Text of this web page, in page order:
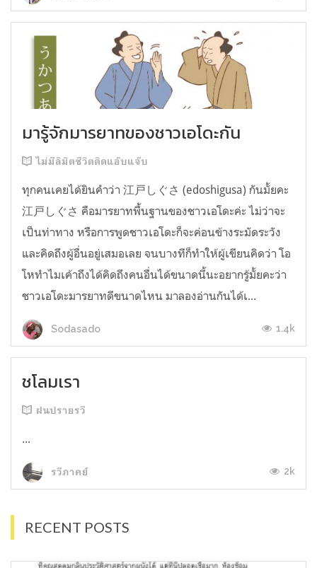
มารู้จักมารยาทของชาวเอโดะกัน
ไม่มีลิมิตชีวิตติดแอ๊บแจ๊บ
ทุกคนเคยได้ยินคำว่า 江戸しぐさ (edoshigusa) กันมั้ยคะ
江戸しぐさ คือมารยาทพื้นฐานของชาวเอโดะค่ะ ไม่ว่าจะ
เป็นท่าทาง หรือการพูดชาวเอโดะก็จะค่อนข้างระมัดระวัง
และคิดถึงผู้อื่นอยู่เสมอเลย จนบางทีก็ทำให้ผู้เขียนคิดว่า โอ
โหทำไมเค้าถึงได้คิดถึงคนอื่นได้ขนาดนี้นะอยากรู้มั้ยคะว่า
ชาวเอโดะมารยาทดีขนาดไหน มาลองอ่านกันได้เ...
Sodasado 1.4k
ชโลมเรา
ฝนปรายรวี
...
รวีภาคย์ 2k
RECENT POSTS